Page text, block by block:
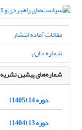
مقالات آماده انتشار
شماره جاری
شماره‌های پیشین نشریه
دوره 14 (1405)
دوره 13 (1404)